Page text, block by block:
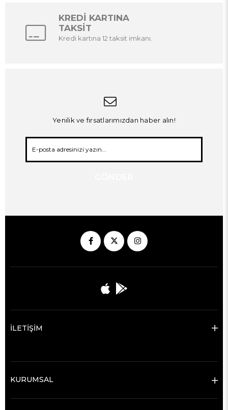
KREDİ KARTINA
TAKSİT
Kredi kartına 12 taksit imkanı.
Yenilik ve fırsatlarımızdan haber alın!
İLETİŞİM
KURUMSAL